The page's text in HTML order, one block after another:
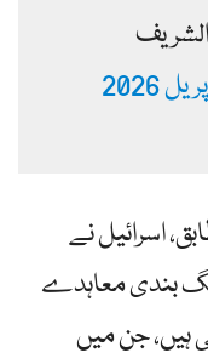
اسرائیل نے
بندی معاہدے
کی ہیں، جن میں